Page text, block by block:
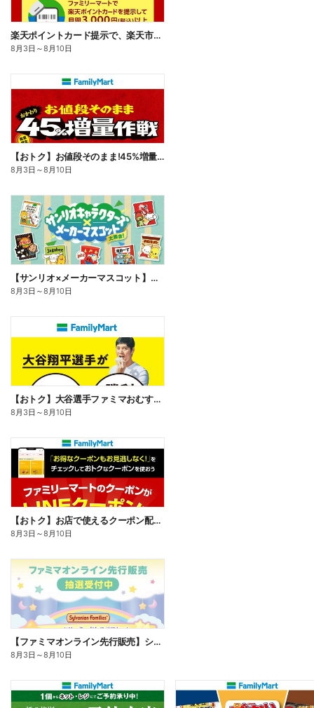
楽天ポイントカード提示で、楽天市場でのお買い物がおトクに!
8月3日 ～8月10日
【おトク】お値段そのまま!45%増量作戦!
8月3日 ～8月10日
【サンリオ×メーカーマスコット】オリジナルグッズ貰える!
8月3日 ～8月10日
【おトク】大谷選手ファミマおむすび割
8月3日 ～8月10日
【おトク】お店で使えるクーポン配信中
8月3日 ～8月10日
【ファミマオンライン先行販売】シルバニアファミリー
8月3日 ～8月10日